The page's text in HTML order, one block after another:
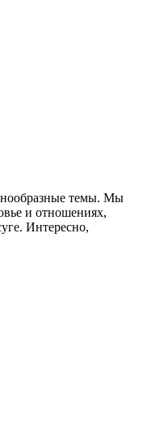
темы. Мы
и отношениях,
Интересно,